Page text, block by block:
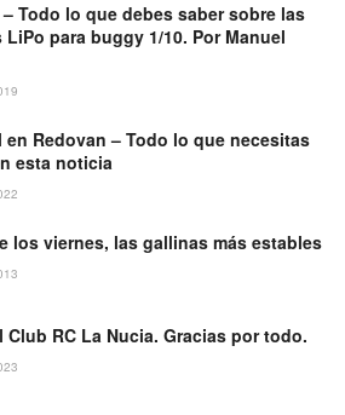
Todo lo que debes saber sobre las
LiPo para buggy 1/10. Por Manuel
en Redovan – Todo lo que necesitas
esta noticia
los viernes, las gallinas más estables
Club RC La Nucia. Gracias por todo.